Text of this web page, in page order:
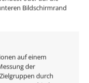
Bildschirmrand
auf einem
der
durch